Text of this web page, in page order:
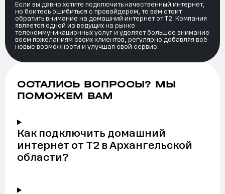
Если вы давно хотите подключить качественный интернет,
но боитесь ошибиться с провайдером, то вам стоит
обратить внимание на домашний интернет от Т2. Компания
является одной из ведущих на рынке
телекоммуникационных услуг и уделяет большое внимание
всем пожеланиям своих клиентов, регулярно добавляя всё
новые возможности и улучшая свой сервис.
ОСТАЛИСЬ ВОПРОСЫ? МЫ
ПОМОЖЕМ ВАМ
Как подключить домашний
интернет от Т2 в Архангельской
области?